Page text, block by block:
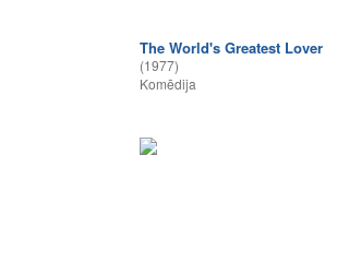
The World's Greatest Lover
(1977)
Komēdija